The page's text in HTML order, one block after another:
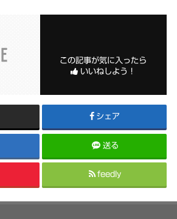
この記事が気に入ったら
いいねしよう！
シェア
送る
feedly